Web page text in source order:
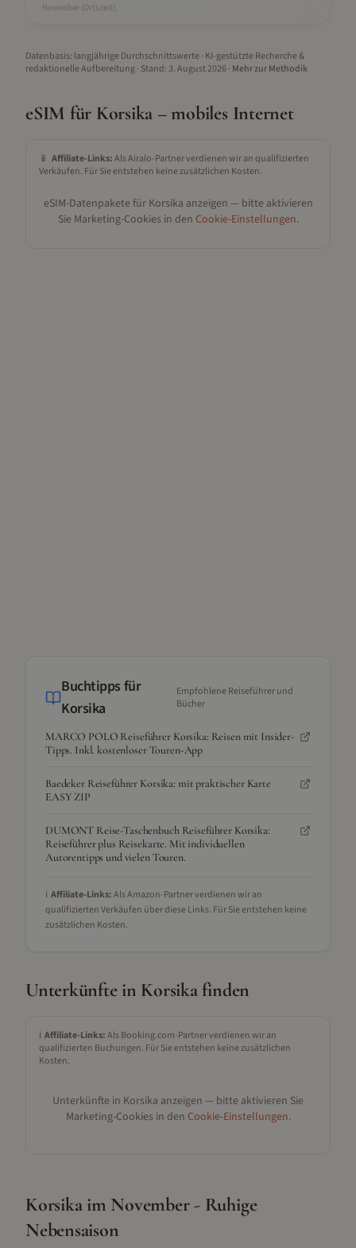
November (Ortszeit).
Datenbasis: langjährige Durchschnittswerte · KI-gestützte Recherche &
redaktionelle Aufbereitung· Stand: 3. August 2026· Mehr zur Methodik
eSIM für Korsika – mobiles Internet
📱 Affiliate-Links:Als Airalo-Partner verdienen wir an qualifizierten
Verkäufen. Für Sie entstehen keine zusätzlichen Kosten.
eSIM-Datenpakete für Korsika anzeigen — bitte aktivieren
Sie Marketing-Cookies in den Cookie-Einstellungen.
Buchtipps für
Korsika
Empfohlene Reiseführer und
Bücher
MARCO POLO Reiseführer Korsika: Reisen mit Insider-
Tipps. Inkl. kostenloser Touren-App
Baedeker Reiseführer Korsika: mit praktischer Karte
EASY ZIP
DUMONT Reise-Taschenbuch Reiseführer Korsika:
Reiseführer plus Reisekarte. Mit individuellen
Autorentipps und vielen Touren.
ℹ️ Affiliate-Links:Als Amazon-Partner verdienen wir an
qualifizierten Verkäufen über diese Links. Für Sie entstehen keine
zusätzlichen Kosten.
Unterkünfte in Korsikafinden
ℹ️ Affiliate-Links:Als Booking.com-Partner verdienen wir an
qualifizierten Buchungen. Für Sie entstehen keine zusätzlichen
Kosten.
Unterkünfte in Korsika anzeigen — bitte aktivieren Sie
Marketing-Cookies in den Cookie-Einstellungen.
Korsika im November - Ruhige
Nebensaison